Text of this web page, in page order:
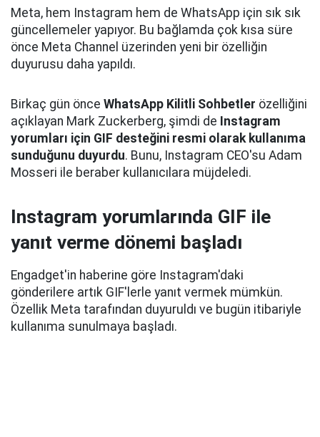
Meta, hem Instagram hem de WhatsApp için sık sık
güncellemeler yapıyor. Bu bağlamda çok kısa süre
önce Meta Channel üzerinden yeni bir özelliğin
duyurusu daha yapıldı.
Birkaç gün önce WhatsApp Kilitli Sohbetler özelliğini
açıklayan Mark Zuckerberg, şimdi de Instagram
yorumları için GIF desteğini resmi olarak kullanıma
sunduğunu duyurdu. Bunu, Instagram CEO'su Adam
Mosseri ile beraber kullanıcılara müjdeledi.
Instagram yorumlarında GIF ile
yanıt verme dönemi başladı
Engadget'in haberine göre Instagram'daki
gönderilere artık GIF'lerle yanıt vermek mümkün.
Özellik Meta tarafından duyuruldı ve bugün itibariyle
kullanıma sunulmaya başladı.